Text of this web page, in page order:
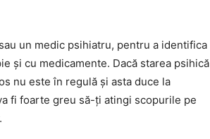
un medic psihiatru, pentru a identifica
și cu medicamente. Dacă starea psihică
nu este în regulă și asta duce la
fi foarte greu să-ți atingi scopurile pe